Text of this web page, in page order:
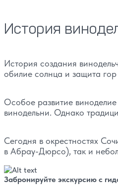
История
История создания
обилие солнца и защита
Особое развитие
винодельни. Однако
Сегодня в окрестностях
в Абрау-Дюрсо), так и
Забронируйте экскурсию с